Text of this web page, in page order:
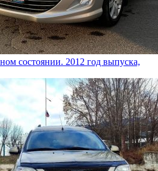
состоянии. 2012 год выпуска,